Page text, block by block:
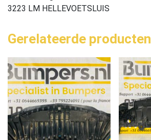
3223 LM HELLEVOETSLUIS
Gerelateerde producten